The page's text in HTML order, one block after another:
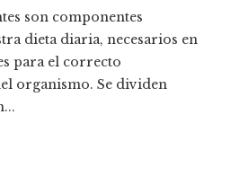
son componentes
dieta diaria, necesarios en
para el correcto
organismo. Se dividen